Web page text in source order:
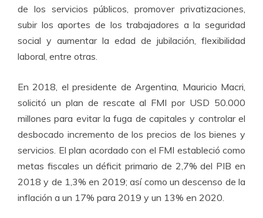
de los servicios públicos, promover privatizaciones,
subir los aportes de los trabajadores a la seguridad
social y aumentar la edad de jubilación, flexibilidad
laboral, entre otras.
En 2018, el presidente de Argentina, Mauricio Macri,
solicitó un plan de rescate al FMI por USD 50.000
millones para evitar la fuga de capitales y controlar el
desbocado incremento de los precios de los bienes y
servicios. El plan acordado con el FMI estableció como
metas fiscales un déficit primario de 2,7% del PIB en
2018 y de 1,3% en 2019; así como un descenso de la
inflación a un 17% para 2019 y un 13% en 2020.